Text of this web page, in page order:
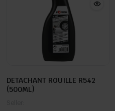
DETACHANT ROUILLE R542
(500ML)